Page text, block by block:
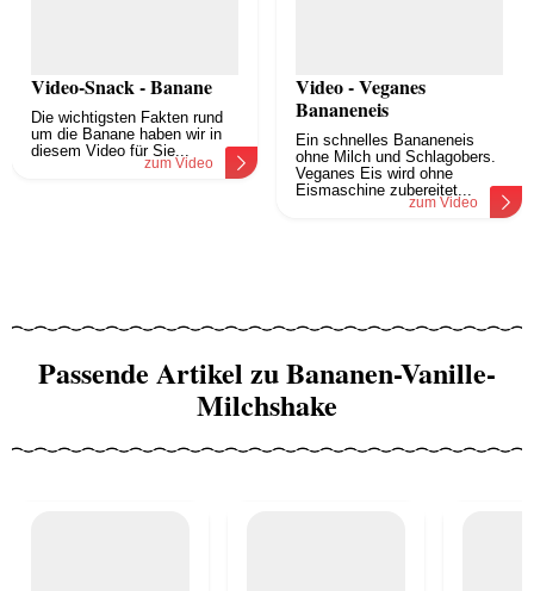
Video-Snack - Banane
Die wichtigsten Fakten rund
um die Banane haben wir in
diesem Video für Sie...
zum Video
Video - Veganes
Bananeneis
Ein schnelles Bananeneis
ohne Milch und Schlagobers.
Veganes Eis wird ohne
Eismaschine zubereitet...
zum Video
Passende Artikel zu Bananen-Vanille-
Milchshake